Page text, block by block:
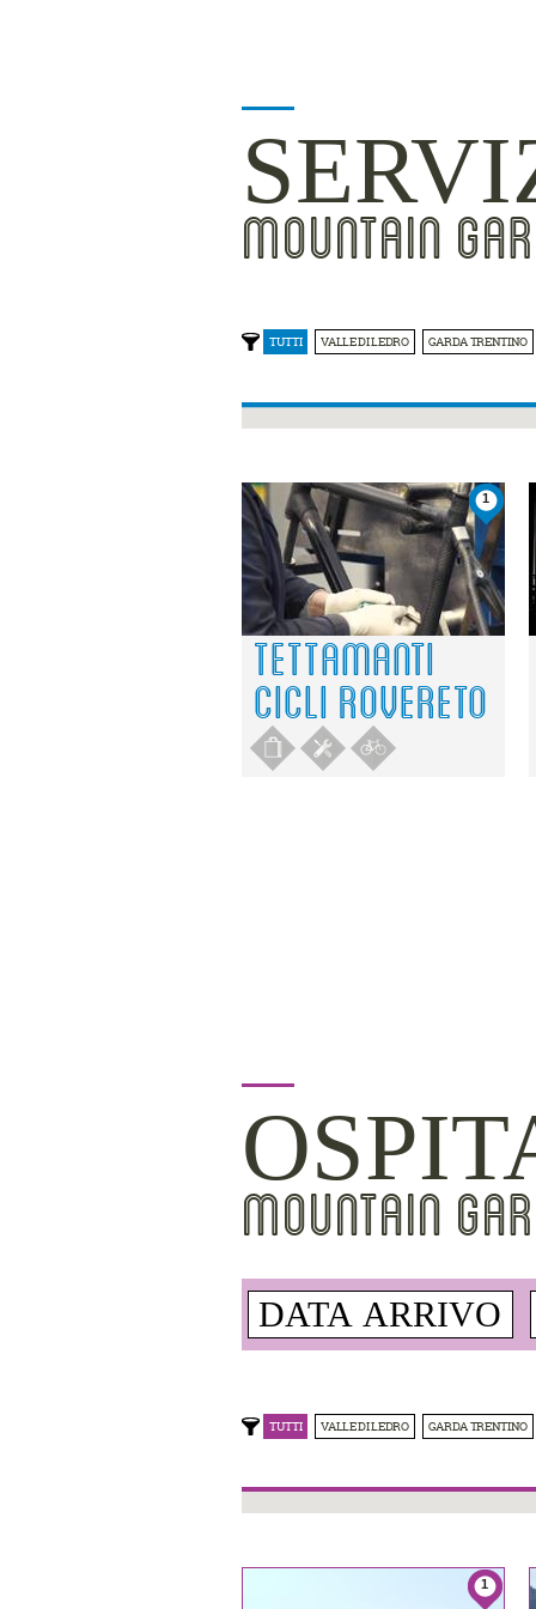
MOUNTAIN
TUTTI VALLE DI LEDRO GARDA TRENTINO
1
TETTAMANTI
CICLI ROVERETO
MOUNTAIN
TUTTI VALLE DI LEDRO GARDA TRENTINO
1